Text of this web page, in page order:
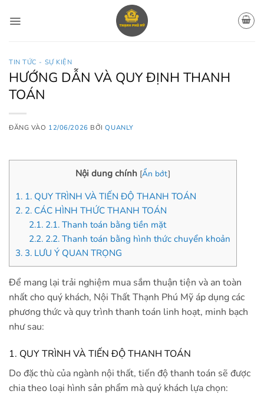
qua
TIN TỨC - SỰ KIỆN
HƯỚNG DẪN VÀ QUY ĐỊNH THANH
TOÁN
ĐĂNG VÀO 12/06/2026 BỞIQUANLY
Nội dung chính [Ẩn bớt]
1. 1. QUY TRÌNH VÀ TIẾN ĐỘ THANH TOÁN
2. 2. CÁC HÌNH THỨC THANH TOÁN
2.1.2.1. Thanh toán bằng tiền mặt
2.2.2.2. Thanh toán bằng hình thức chuyển khoản
3. 3. LƯU Ý QUAN TRỌNG
Để mang lại trải nghiệm mua sắm thuận tiện và an toàn
nhất cho quý khách, Nội Thất Thạnh Phú Mỹ áp dụng các
phương thức và quy trình thanh toán linh hoạt, minh bạch
như sau:
1. QUY TRÌNH VÀ TIẾN ĐỘ THANH TOÁN
Do đặc thù của ngành nội thất, tiến độ thanh toán sẽ được
chia theo loại hình sản phẩm mà quý khách lựa chọn: